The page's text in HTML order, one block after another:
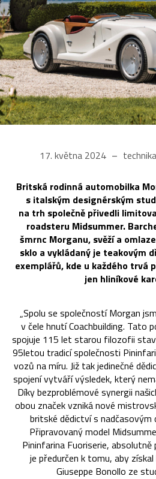
17. května 2024 technika
Britská rodinná automobilka
s italským designérským
na trh společně přivedli
roadsteru Midsummer.
šmrnc Morganu, svěží a
sklo a vykládaný je teakovým
exemplářů, kde u každého trvá
jen hliníkové
„Spolu se společností Morgan
v čele hnutí Coachbuilding. Tato
spojuje 115 let starou filozofii
95letou tradicí společnosti
vozů na míru. Již tak jedinečné
spojení vytváří výsledek, který
Díky bezproblémové synergii
obou značek vzniká nové
britské dědictví s nadčasovým
Připravovaný model
Pininfarina Fuoriserie,
je předurčen k tomu, aby
Giuseppe Bonollo ze